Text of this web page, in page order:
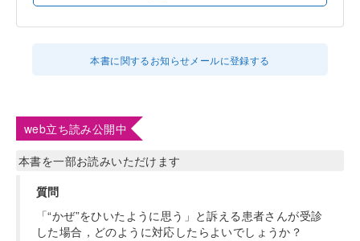
本書に関するお知らせメールに登録する
web立ち読み公開中
本書を一部お読みいただけます
質問
「“かぜ”をひいたように思う」と訴える患者さんが受診
した場合，どのように対応したらよいでしょうか？